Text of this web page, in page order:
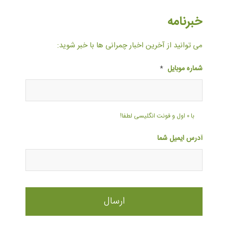
خبرنامه
می توانید از آخرین اخبار چمرانی ها با خبر شوید:
شماره موبایل *
با ۰ اول و فونت انگلیسی لطفا!
آدرس ایمیل شما